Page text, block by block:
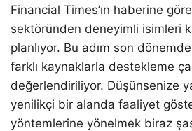
Financial Times’ın haberine
sektöründen deneyimli isimleri
planlıyor. Bu adım son
farklı kaynaklarla destekleme
değerlendiriliyor. Düşünsenize
yenilikçi bir alanda faaliyet
yöntemlerine yönelmek biraz